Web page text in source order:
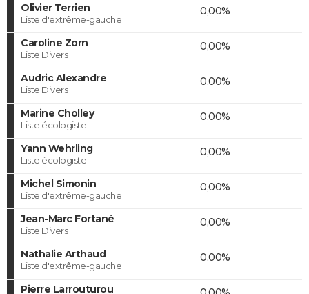
Olivier Terrien
Liste d'extrême-gauche
0,00%
Caroline Zorn
Liste Divers
0,00%
Audric Alexandre
Liste Divers
0,00%
Marine Cholley
Liste écologiste
0,00%
Yann Wehrling
Liste écologiste
0,00%
Michel Simonin
Liste d'extrême-gauche
0,00%
Jean-Marc Fortané
Liste Divers
0,00%
Nathalie Arthaud
Liste d'extrême-gauche
0,00%
Pierre Larrouturou